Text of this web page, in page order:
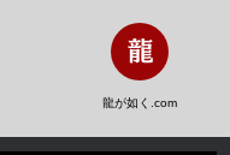
龍が如く.com